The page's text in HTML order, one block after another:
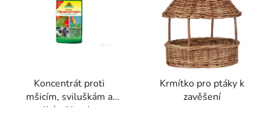
Koncentrát proti
mšicím, sviluškám a
molicím Neudosan
Krmítko pro ptáky k
zavěšení